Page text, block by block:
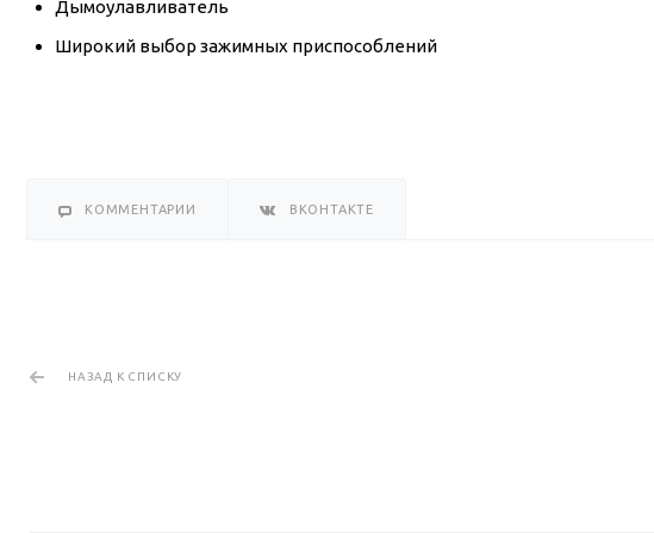
Дымоулавливатель
Широкий выбор зажимных приспособлений
КОММЕНТАРИИ ВКОНТАКТЕ
НАЗАД К СПИСКУ